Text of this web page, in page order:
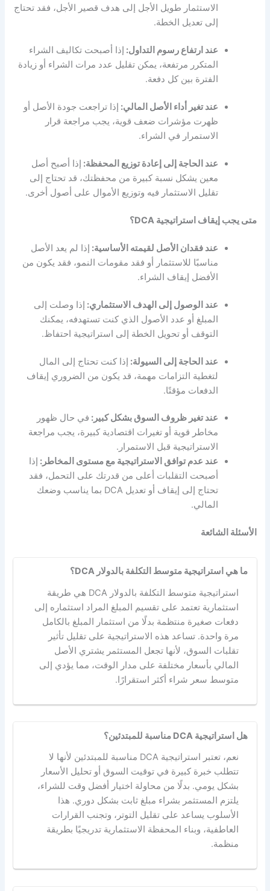
الاستثمار طويل الأجل إلى هدف قصير الأجل، فقد تحتاج
إلى تعديل الخطة.
عند ارتفاع رسوم التداول:إذا أصبحت تكاليف الشراء
المتكرر مرتفعة، يمكن تقليل عدد مرات الشراء أو زيادة
الفترة بين كل دفعة.
عند تغير أداء الأصل المالي:إذا تراجعت جودة الأصل أو
ظهرت مؤشرات ضعف قوية، يجب مراجعة قرار
الاستمرار في الشراء.
عند الحاجة إلى إعادة توزيع المحفظة:إذا أصبح أصل
معين يشكل نسبة كبيرة من محفظتك، قد تحتاج إلى
تقليل الاستثمار فيه وتوزيع الأموال على أصول أخرى.
متى يجب إيقاف استراتيجية DCA؟
عند فقدان الأصل لقيمته الأساسية:إذا لم يعد الأصل
مناسبًا للاستثمار أو فقد مقومات النمو، فقد يكون من
الأفضل إيقاف الشراء.
عند الوصول إلى الهدف الاستثماري:إذا وصلت إلى
المبلغ أو عدد الأصول الذي كنت تستهدفه، يمكنك
التوقف أو تحويل الخطة إلى استراتيجية احتفاظ.
عند الحاجة إلى السيولة:إذا كنت تحتاج إلى المال
لتغطية التزامات مهمة، قد يكون من الضروري إيقاف
الدفعات مؤقتًا.
عند تغير ظروف السوق بشكل كبير:في حال ظهور
مخاطر قوية أو تغيرات اقتصادية كبيرة، يجب مراجعة
الاستراتيجية قبل الاستمرار.
عند عدم توافق الاستراتيجية مع مستوى المخاطر:إذا
أصبحت التقلبات أعلى من قدرتك على التحمل، فقد
تحتاج إلى إيقاف أو تعديل DCA بما يناسب وضعك
المالي.
الأسئلة الشائعة
ما هي استراتيجية متوسط التكلفة بالدولار DCA؟
استراتيجية متوسط التكلفة بالدولار DCA هي طريقة
استثمارية تعتمد على تقسيم المبلغ المراد استثماره إلى
دفعات صغيرة منتظمة بدلًا من استثمار المبلغ بالكامل
مرة واحدة. تساعد هذه الاستراتيجية على تقليل تأثير
تقلبات السوق، لأنها تجعل المستثمر يشتري الأصل
المالي بأسعار مختلفة على مدار الوقت، مما يؤدي إلى
متوسط سعر شراء أكثر استقرارًا.
هل استراتيجية DCA مناسبة للمبتدئين؟
نعم، تعتبر استراتيجية DCA مناسبة للمبتدئين لأنها لا
تتطلب خبرة كبيرة في توقيت السوق أو تحليل الأسعار
بشكل يومي. بدلًا من محاولة اختيار أفضل وقت للشراء،
يلتزم المستثمر بشراء مبلغ ثابت بشكل دوري. هذا
الأسلوب يساعد على تقليل التوتر، وتجنب القرارات
العاطفية، وبناء المحفظة الاستثمارية تدريجيًا بطريقة
منظمة.